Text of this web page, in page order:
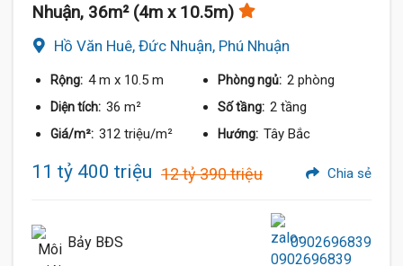
Nhuận, 36m² (4m x 10.5m)
Hồ Văn Huê, Đức Nhuận, Phú Nhuận
Rộng: 4 m x 10.5 m Phòng ngủ: 2 phòng
Diện tích: 36 m² Số tầng: 2 tầng
Giá/m²: 312 triệu/m² Hướng: Tây Bắc
11 tỷ 400 triệu 12 tỷ 390 triệu Chia sẻ
Bảy BĐS 0902696839